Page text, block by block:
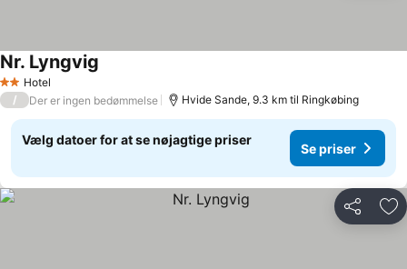
2 Stjerner
Hotel
Nr. Lyngvig
/ Der er ingen bedømmelse Hvide Sande, 9.3 km til Ringkøbing
Vælg datoer for at se nøjagtige priser
Se priser
Del